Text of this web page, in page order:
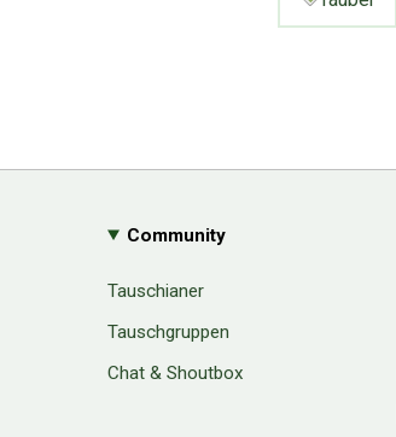
Community
Tauschianer
Tauschgruppen
Chat & Shoutbox